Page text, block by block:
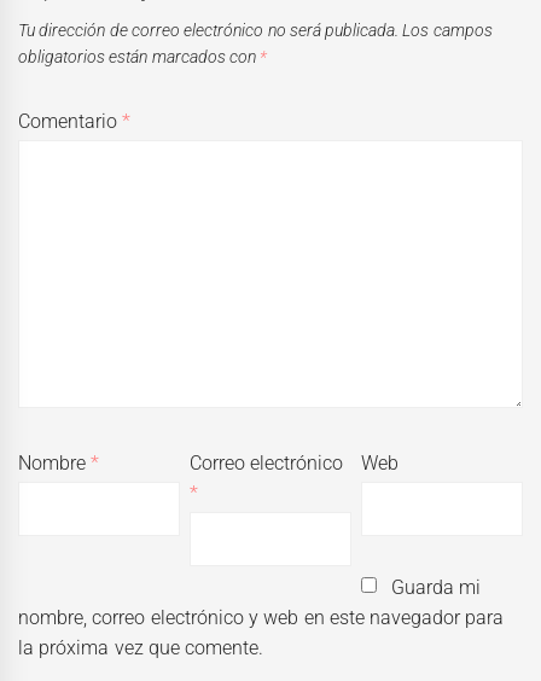
Tu dirección de correo electrónico no será publicada. Los campos
obligatorios están marcados con *
Comentario*
Nombre*
Correo electrónico
*
Web
Guarda mi
nombre, correo electrónico y web en este navegador para
la próxima vez que comente.